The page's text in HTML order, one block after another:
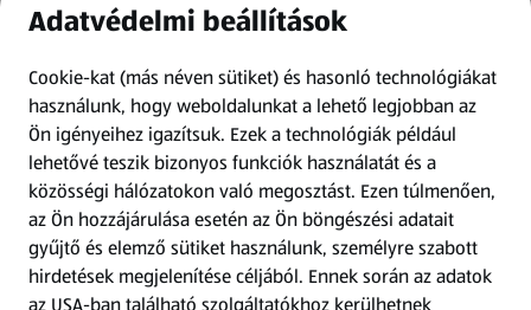
Információk
Kérdőív
Fizetési lehetőségek
ALDI utalványok
Adatvédelmi beállítások
Cookie-kat (más néven sütiket) és hasonló technológiákat
használunk, hogy weboldalunkat a lehető legjobban az
Ön igényeihez igazítsuk. Ezek a technológiák például
lehetővé teszik bizonyos funkciók használatát és a
közösségi hálózatokon való megosztást. Ezen túlmenően,
az Ön hozzájárulása esetén az Ön böngészési adatait
gyűjtő és elemző sütiket használunk, személyre szabott
hirdetések megjelenítése céljából. Ennek során az adatok